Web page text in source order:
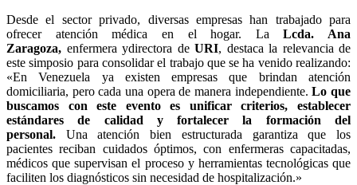
Desde el sector privado, diversas empresas han trabajado para
ofrecer atención médica en el hogar. LaLcda. Ana
Zaragoza, enfermera ydirectora deURI, destaca la relevancia de
este simposio para consolidar el trabajo que se ha venido realizando:
«En Venezuela ya existen empresas que brindan atención
domiciliaria, pero cada una opera de manera independiente.Lo que
buscamos con este evento es unificar criterios, establecer
estándares de calidad y fortalecer la formación del
personal. Una atención bien estructurada garantiza que los
pacientes reciban cuidados óptimos, con enfermeras capacitadas,
médicos que supervisan el proceso y herramientas tecnológicas que
faciliten los diagnósticos sin necesidad de hospitalización.»